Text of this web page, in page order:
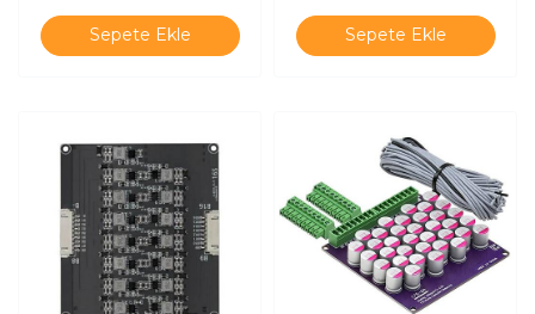
Sepete Ekle Sepete Ekle